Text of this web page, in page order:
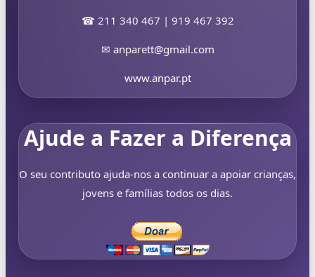
☎ 211 340 467 | 919 467 392
✉ anparett@gmail.com
www.anpar.pt
Ajude a Fazer a Diferença
O seu contributo ajuda-nos a continuar a apoiar crianças,
jovens e famílias todos os dias.